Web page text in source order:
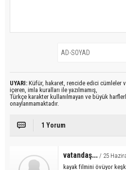
UYARI: Küfür, hakaret, rencide edici cümleler
içeren, imla kuralları ile yazılmamış,
Türkçe karakter kullanılmayan ve büyük
onaylanmamaktadır.
1 Yorum
vatandaş... / 25
kayak filmini övüyor